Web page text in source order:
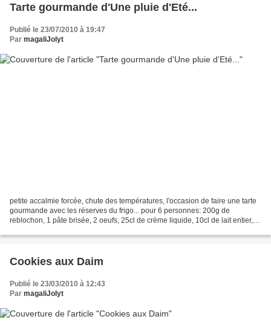
Tarte gourmande d'Une pluie d'Eté...
Publié le 23/07/2010 à 19:47
Par magaliJolyt
petite accalmie forcée, chute des températures, l'occasion de faire une tarte
gourmande avec les réserves du frigo... pour 6 personnes: 200g de
reblochon, 1 pâte brisée, 2 oeufs, 25cl de crème liquide, 10cl de lait entier, 2
Cookies aux Daim
Publié le 23/03/2010 à 12:43
Par magaliJolyt